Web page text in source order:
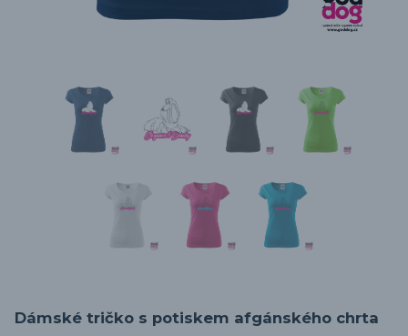
Dámské tričko s potiskem afgánského chrta